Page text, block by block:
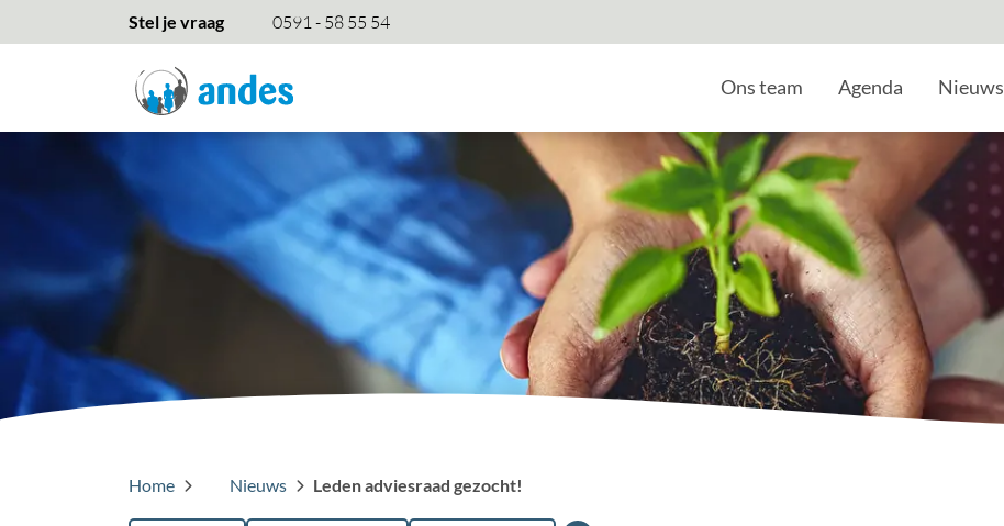
Stel je vraag 0591 - 58 55 54
HomeOns team Agenda Nieuws
Home Nieuws Leden adviesraad gezocht!